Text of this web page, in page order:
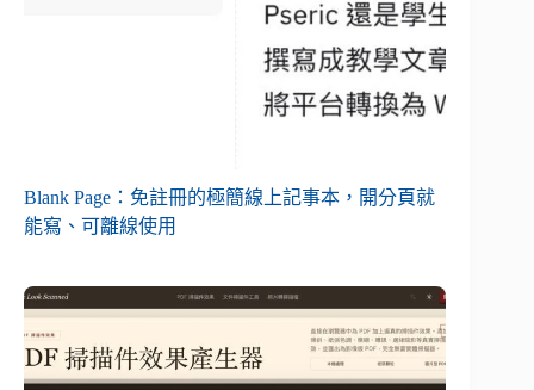
Blank Page：免註冊的極簡線上記事本，開分頁就
能寫、可離線使用